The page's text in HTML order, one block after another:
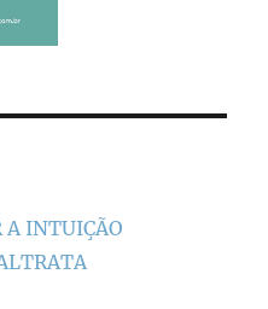
A INTUIÇÃO